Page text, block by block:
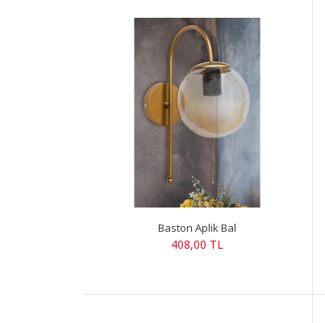
Baston Aplik Bal
408,00 TL